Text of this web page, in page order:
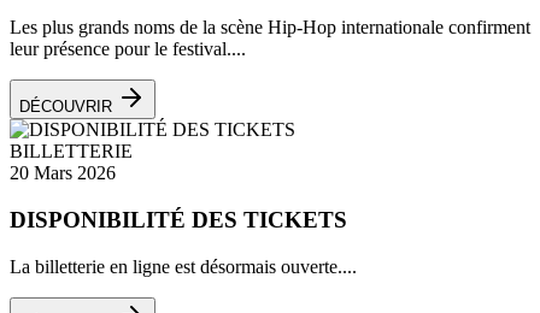
Les plus grands noms de la scène Hip-Hop internationale confirment
leur présence pour le festival....
DÉCOUVRIR
BILLETTERIE
20 Mars 2026
DISPONIBILITÉ DES TICKETS
La billetterie en ligne est désormais ouverte....